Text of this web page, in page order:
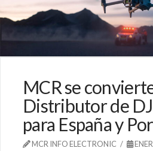
MCR se
Distributor de
para España y
MCR INFO ELECTRONIC